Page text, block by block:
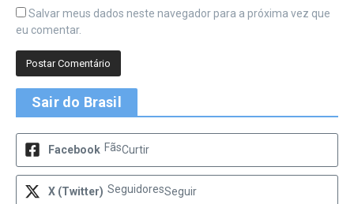
Salvar meus dados neste navegador para a próxima vez que
eu comentar.
Sair do Brasil
Facebook FãsCurtir
X (Twitter) SeguidoresSeguir